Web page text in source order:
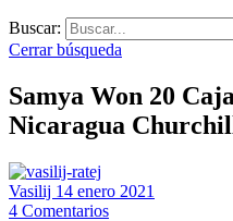
Buscar:
Cerrar búsqueda
Samya Won 20
Nicaragua
Vasilij 14 enero 2021
4 Comentarios